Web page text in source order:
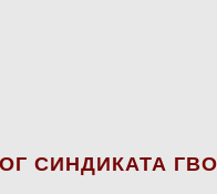
СИНДИКАТА